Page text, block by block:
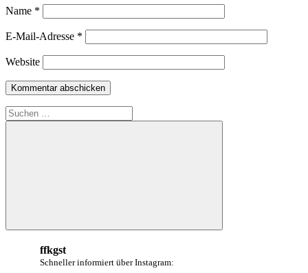
Name *
E-Mail-Adresse *
Website
Suchen
nach:
Suchen
ffkgst
Schneller informiert über Instagram: